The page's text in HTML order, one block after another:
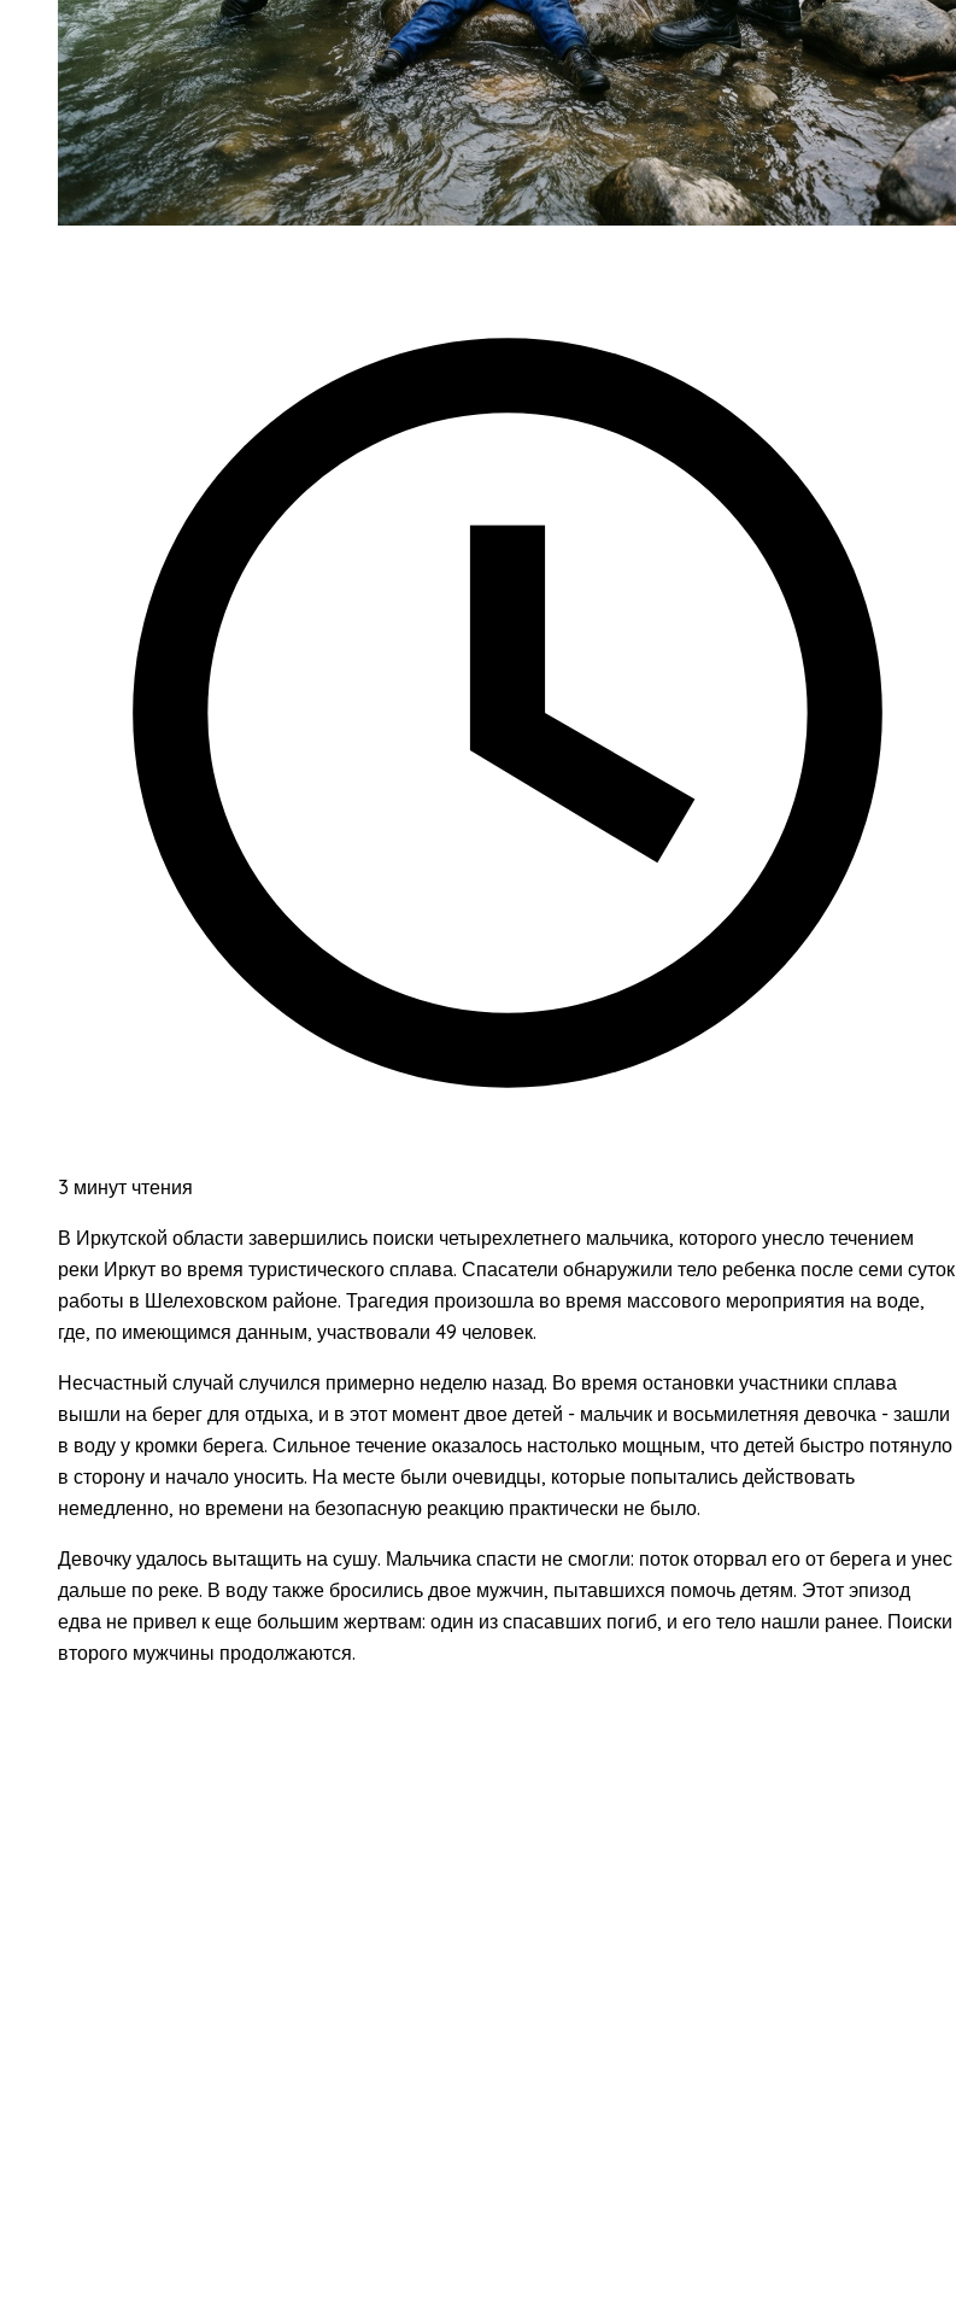
3 минут чтения
В Иркутской области завершились поиски четырехлетнего мальчика, которого унесло течением
реки Иркут во время туристического сплава. Спасатели обнаружили тело ребенка после семи суток
работы в Шелеховском районе. Трагедия произошла во время массового мероприятия на воде,
где, по имеющимся данным, участвовали 49 человек.
Несчастный случай случился примерно неделю назад. Во время остановки участники сплава
вышли на берег для отдыха, и в этот момент двое детей - мальчик и восьмилетняя девочка - зашли
в воду у кромки берега. Сильное течение оказалось настолько мощным, что детей быстро потянуло
в сторону и начало уносить. На месте были очевидцы, которые попытались действовать
немедленно, но времени на безопасную реакцию практически не было.
Девочку удалось вытащить на сушу. Мальчика спасти не смогли: поток оторвал его от берега и унес
дальше по реке. В воду также бросились двое мужчин, пытавшихся помочь детям. Этот эпизод
едва не привел к еще большим жертвам: один из спасавших погиб, и его тело нашли ранее. Поиски
второго мужчины продолжаются.